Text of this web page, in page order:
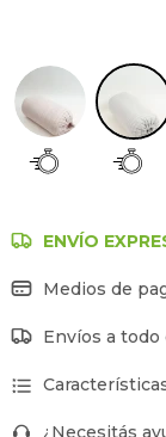
ENVÍO
Medios de
Envíos a todo
¿Necesitás